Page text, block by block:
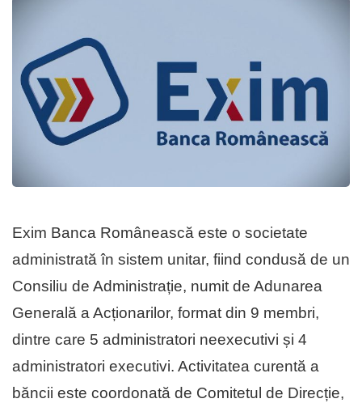
Exim Banca Românească este o societate
administrată în sistem unitar, fiind condusă de un
Consiliu de Administrație, numit de Adunarea
Generală a Acționarilor, format din 9 membri,
dintre care 5 administratori neexecutivi și 4
administratori executivi. Activitatea curentă a
băncii este coordonată de Comitetul de Direcție,